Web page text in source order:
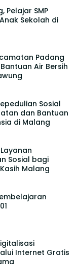
Pelajar SMP
Sekolah di
Padang
Air Bersih
Sosial
dan Bantuan
di Malang
Sosial bagi
Malang
Internet Gratis